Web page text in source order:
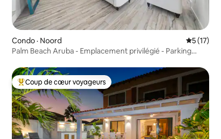
Condo · Noord Note
5 (17)
Palm Beach Aruba - Emplacement privilégié - Parking
Coup de cœur voyageurs parmi les plus aimés
Coup de cœur voyageurs